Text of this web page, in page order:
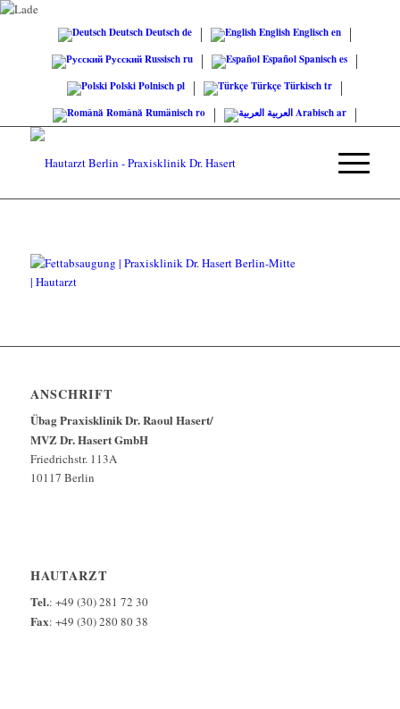
DeutschDeutschde EnglishEnglischen
РусскийRussischru EspañolSpanisches
PolskiPolnischpl TürkçeTürkischtr
RomânăRumänischro العربيةArabischar
ANSCHRIFT
Übag Praxisklinik Dr. Raoul Hasert/
MVZ Dr. Hasert GmbH
Friedrichstr. 113A
10117 Berlin
HAUTARZT
Tel.: +49 (30) 281 72 30
Fax: +49 (30) 280 80 38